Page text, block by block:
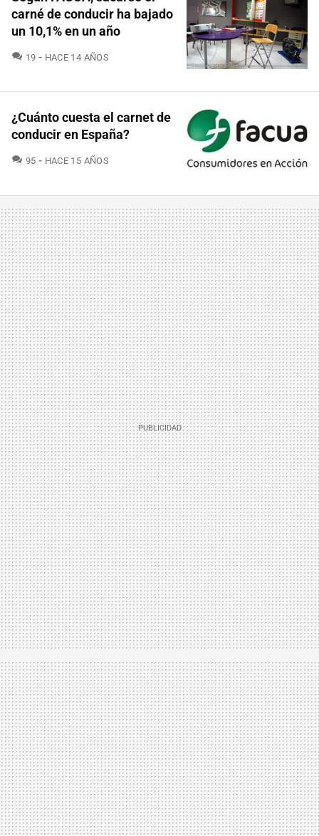
carné de conducir ha bajado
un 10,1% en un año
19 COMENTARIOS
HACE 14 AÑOS
¿Cuánto cuesta el carnet de
conducir en España?
95 COMENTARIOS
HACE 15 AÑOS